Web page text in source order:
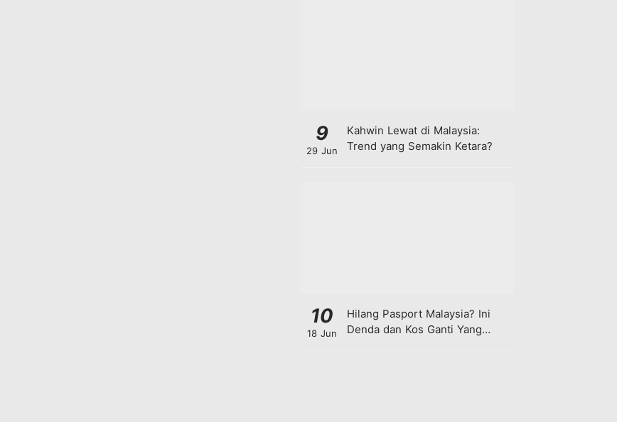
9
29 Jun
Kahwin Lewat di Malaysia:
Trend yang Semakin Ketara?
10
18 Jun
Hilang Pasport Malaysia? Ini
Denda dan Kos Ganti Yang